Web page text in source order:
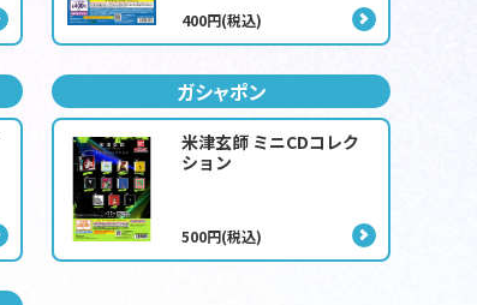
400円(税込)
ガシャポン
米津玄師 ミニCDコレク
ション
500円(税込)